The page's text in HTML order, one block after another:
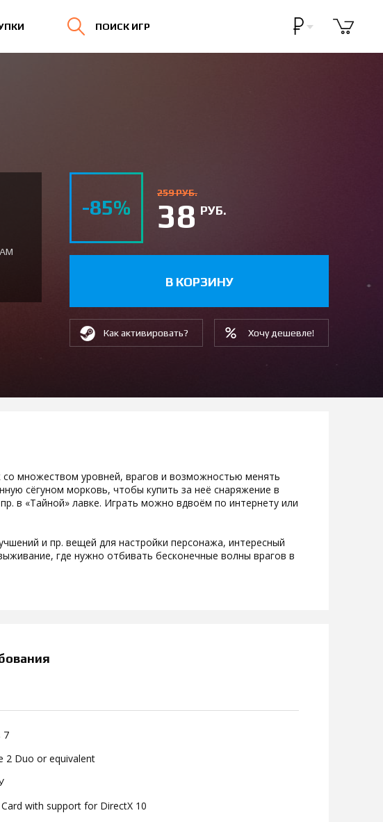
ПОИСК ИГР
-85%
259 РУБ.
38РУБ.
В КОРЗИНУ
Как активировать? Хочу дешевле!
множеством уровней, врагов и возможностью менять
сёгуном морковь, чтобы купить за неё снаряжение в
в «Тайной» лавке. Играть можно вдвоём по интернету или
и пр. вещей для настройки персонажа, интересный
где нужно отбивать бесконечные волны врагов в
7
2 Duo or equivalent
with support for DirectX 10